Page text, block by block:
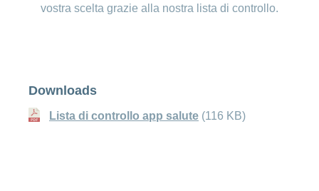
vostra scelta grazie alla nostra lista di controllo.
Downloads
Lista di controllo app salute (116 KB)